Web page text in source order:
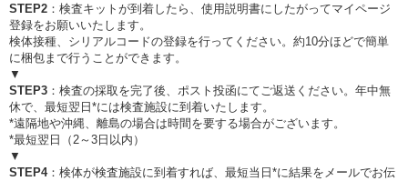
STEP2 ：検査キットが到着したら、使用説明書にしたがってマイページ
登録をお願いいたします。
検体接種、シリアルコードの登録を行ってください。約10分ほどで簡単
に梱包まで行うことができます。
▼
STEP3 ：検査の採取を完了後、ポスト投函にてご返送ください。年中無
休で、最短翌日*には検査施設に到着いたします。
*遠隔地や沖縄、離島の場合は時間を要する場合がございます。
*最短翌日（2～3日以内）
▼
STEP4：検体が検査施設に到着すれば、最短当日*に結果をメールでお伝